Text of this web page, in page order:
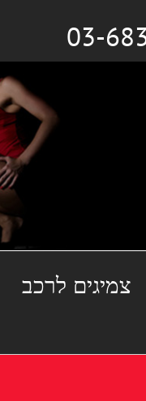
צמיגים לרכב